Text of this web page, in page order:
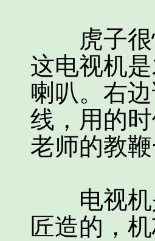
虎子很
这电视机
喇叭。右
线，用的
老师的教鞭
电视机
匠造的，